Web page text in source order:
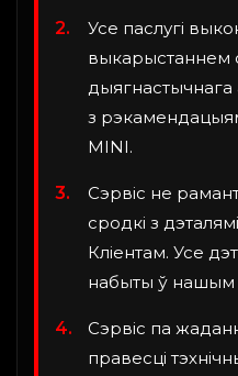
Усе паслугі
выкарыстаннем
дыягнастычнага
з
MINI.
Сэрвіс не
сродкі з
Кліентам. Усе
набыты ў нашым
Сэрвіс па
правесці